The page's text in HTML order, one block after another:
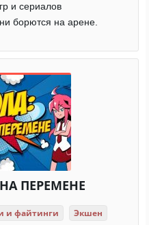
и сериалов
борются на арене.
ПЕРЕМЕНЕ
и файтинги Экшен